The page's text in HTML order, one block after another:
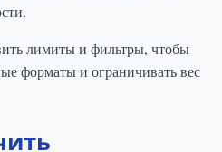
лимиты и фильтры, чтобы
форматы и ограничивать вес